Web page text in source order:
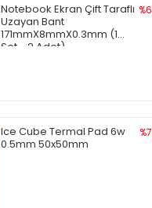
Notebook Ekran Çift Taraflı
Uzayan Bant
171mmX8mmX0.3mm (1
Set - 2 Adet)
Ice Cube Termal Pad 6w
0.5mm 50x50mm